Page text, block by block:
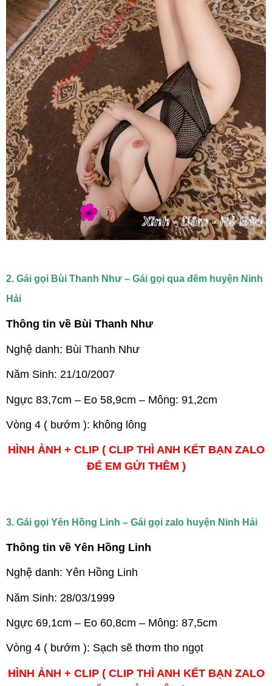
2. Gái gọi Bùi Thanh Như – Gái gọi qua đêm huyện Ninh
Hải
Thông tin về Bùi Thanh Như
Nghệ danh: Bùi Thanh Như
Năm Sinh: 21/10/2007
Ngực 83,7cm – Eo 58,9cm – Mông: 91,2cm
Vòng 4 ( bướm ): không lông
HÌNH ẢNH + CLIP ( CLIP THÌ ANH KẾT BẠN ZALO
ĐỂ EM GỬI THÊM )
3. Gái gọi Yên Hồng Linh – Gái gọi zalo huyện Ninh Hải
Thông tin về Yên Hồng Linh
Nghệ danh: Yên Hồng Linh
Năm Sinh: 28/03/1999
Ngực 69,1cm – Eo 60,8cm – Mông: 87,5cm
Vòng 4 ( bướm ): Sạch sẽ thơm tho ngọt
HÌNH ẢNH + CLIP ( CLIP THÌ ANH KẾT BẠN ZALO